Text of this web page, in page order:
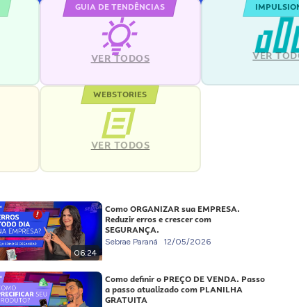
GUIA DE TENDÊNCIAS
VER TODOS VER
WEBSTORIES
VER TODOS
06:24
Como ORGANIZAR sua EMPRESA.
Reduzir erros e crescer com
SEGURANÇA.
Sebrae Paraná 12/05/2026
Como definir o PREÇO DE VENDA. Passo
a passo atualizado com PLANILHA
GRATUITA